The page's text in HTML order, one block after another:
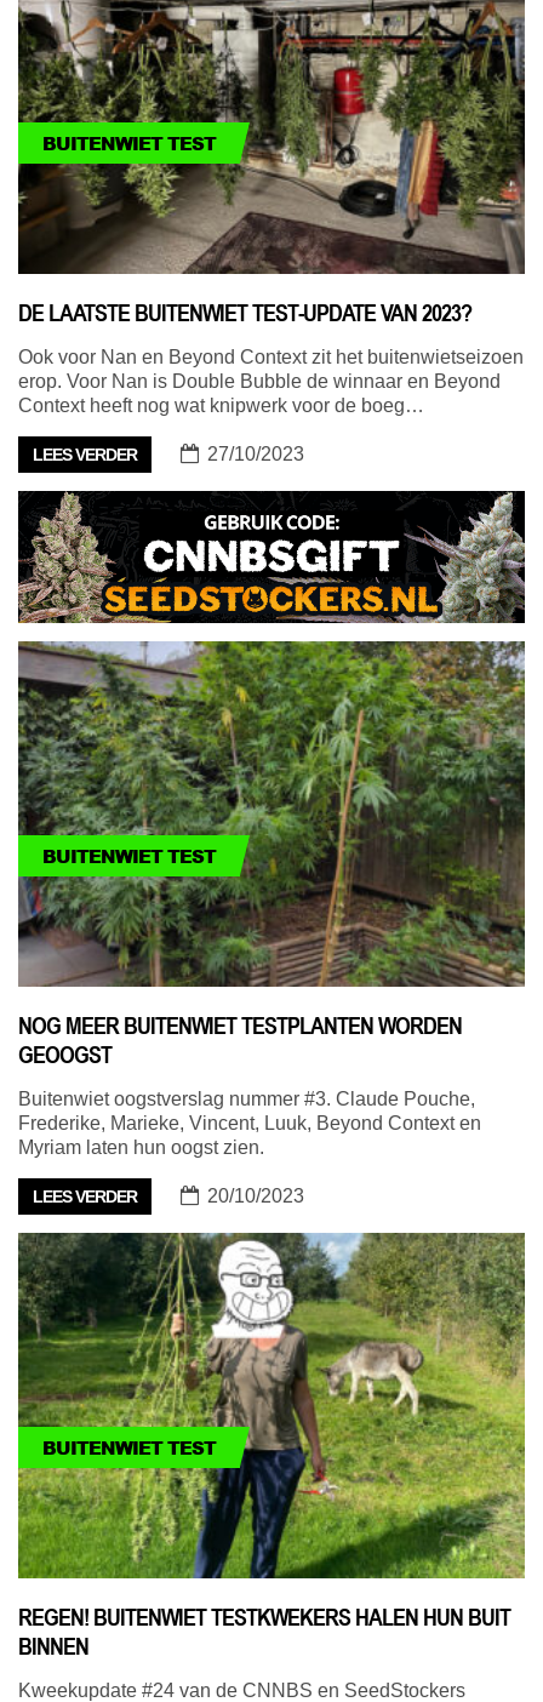
BUITENWIET TEST
DE LAATSTE BUITENWIET TEST-UPDATE VAN 2023?
Ook voor Nan en Beyond Context zit het buitenwietseizoen
erop. Voor Nan is Double Bubble de winnaar en Beyond
Context heeft nog wat knipwerk voor de boeg…
LEES VERDER 27/10/2023
BUITENWIET TEST
NOG MEER BUITENWIET TESTPLANTEN WORDEN
GEOOGST
Buitenwiet oogstverslag nummer #3. Claude Pouche,
Frederike, Marieke, Vincent, Luuk, Beyond Context en
Myriam laten hun oogst zien.
LEES VERDER 20/10/2023
BUITENWIET TEST
REGEN! BUITENWIET TESTKWEKERS HALEN HUN BUIT
BINNEN
Kweekupdate #24 van de CNNBS en SeedStockers